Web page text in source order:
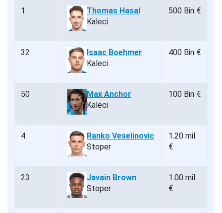
1
Thomas Hasal
Kaleci
500 Bin €
32
Isaac Boehmer
Kaleci
400 Bin €
50
Max Anchor
Kaleci
100 Bin €
4
Ranko Veselinovic
Stoper
1.20 mil.
€
23
Javain Brown
Stoper
1.00 mil.
€